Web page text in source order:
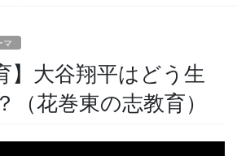
マ
】大谷翔平はどう生
（花巻東の志教育）